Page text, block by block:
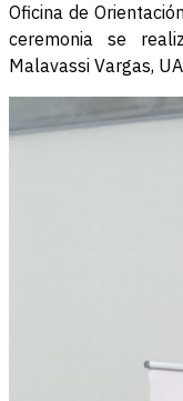
Oficina de
ceremonia se
Malavassi Vargas,